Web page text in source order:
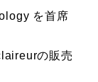
を首席
の販売